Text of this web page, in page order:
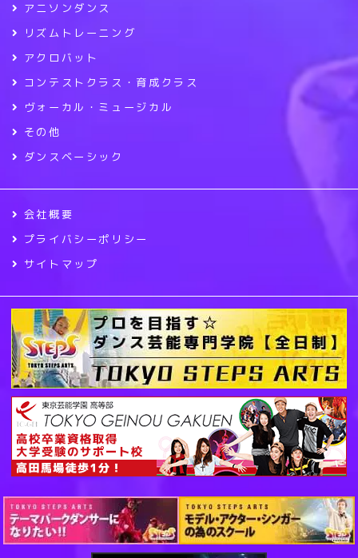
アニソンダンス
リズムトレーニング
アクロバット
コンテストクラス・育成クラス
ヴォーカル・ミュージカル
その他
ダンスベーシック
会社概要
プライバシーポリシー
サイトマップ